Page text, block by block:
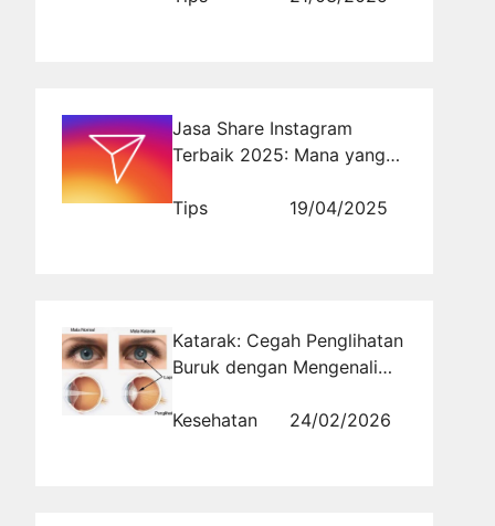
Jasa Share Instagram
Terbaik 2025: Mana yang
Tips
19/04/2025
Katarak: Cegah Penglihatan
Buruk dengan Mengenali
yang Tepat
Kesehatan 24/02/2026